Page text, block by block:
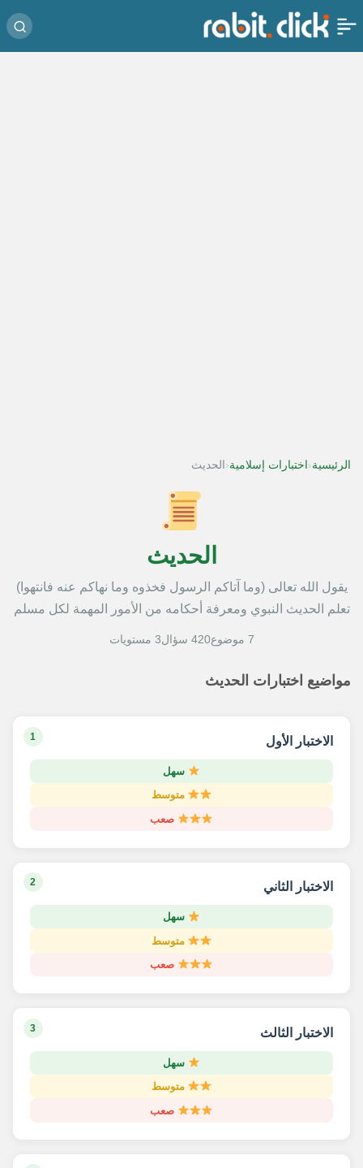
الرئيسية‹ اختبارات إسلامية‹ الحديث
الحديث
يقول الله تعالى (وما آتاكم الرسول فخذوه وما نهاكم عنه فانتهوا)
تعلم الحديث النبوي ومعرفة أحكامه من الأمور المهمة لكل مسلم
7 موضوع 420 سؤال 3 مستويات
مواضيع اختبارات الحديث
1 الاختبار الأول
سهل
متوسط
صعب
2 الاختبار الثاني
سهل
متوسط
صعب
3 الاختبار الثالث
سهل
متوسط
صعب